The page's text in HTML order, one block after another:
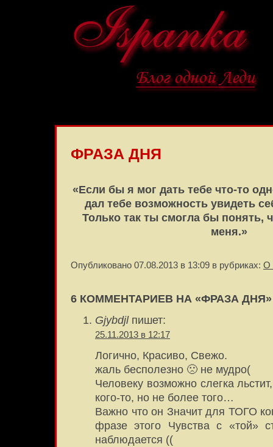
ФРАЗА ДНЯ
«Если бы я мог дать тебе что-то
дал тебе возможность увидеть
Только так ты смогла бы понять,
меня.»
Опубликовано 07.08.2013 в 13:09 в рубриках: О
6 КОММЕНТАРИЕВ НА «ФРАЗА ДНЯ»
Gjybdjlпишет:
25.11.2013 в 12:17
Логично, Красиво, Свежо.
жаль бесполезно 🙁 не мудро(
Человеку возможно слегка
кого-то, но не более того…
Важно что он Значит для ТОГО
фразе этого Чувства с «той»
наблюдается ((